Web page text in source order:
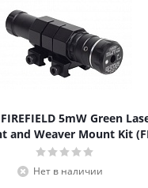
5mW Green
and Weaver Mount Kit
Нет в наличии